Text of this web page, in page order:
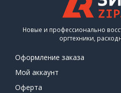
Новые и профессионально
оргтехники,
Оформление заказа
Мой аккаунт
Оферта